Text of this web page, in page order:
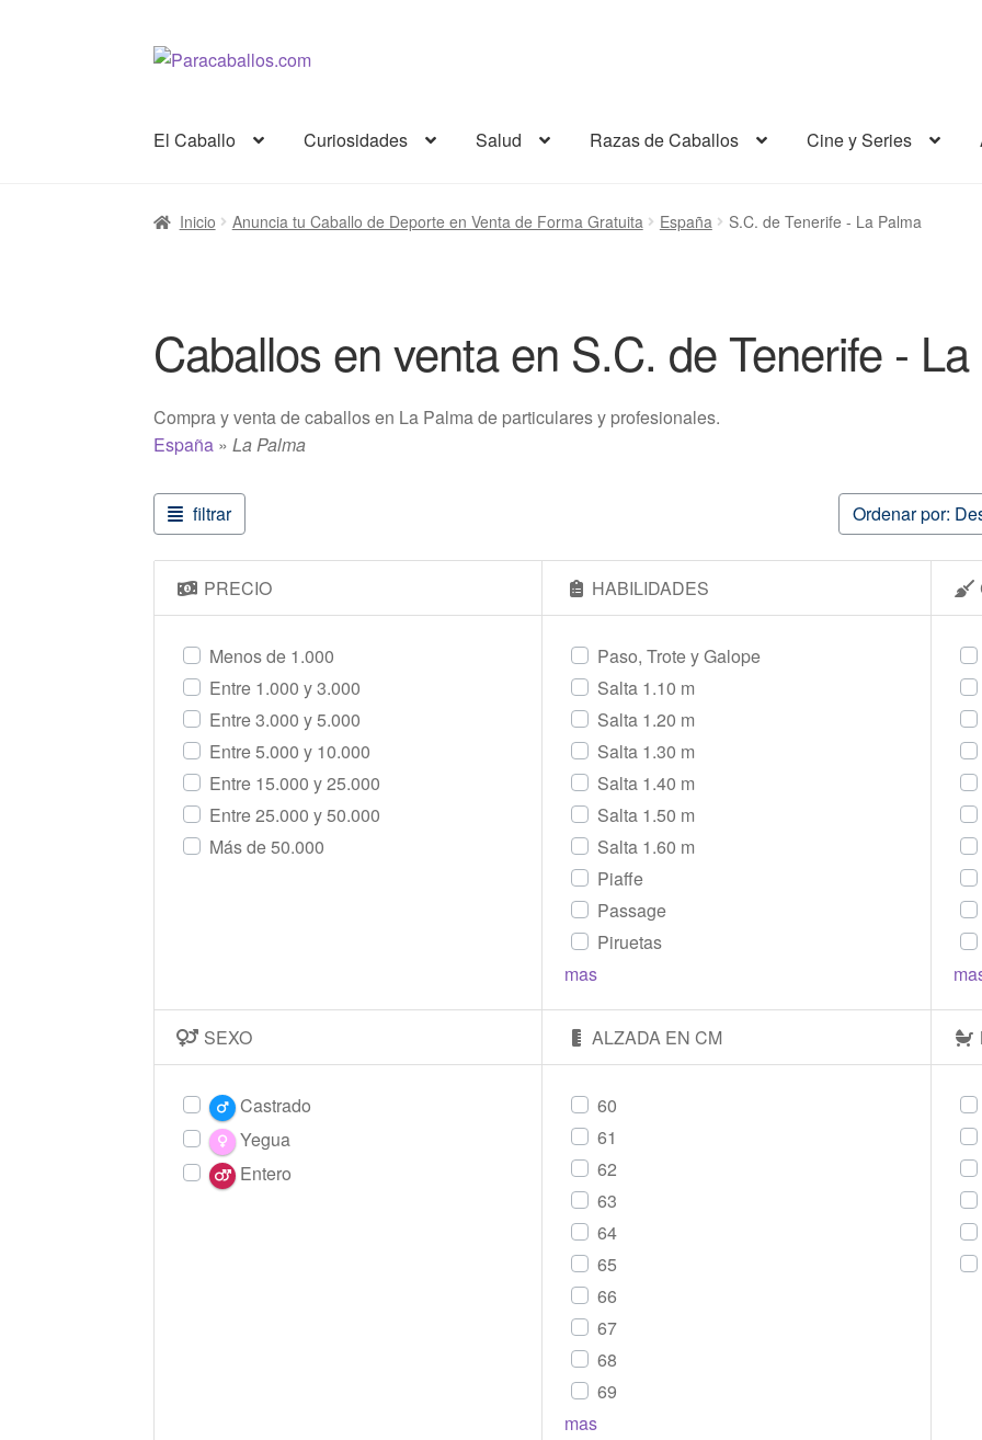
Ir
navegación
Ir
El Caballo
Curiosidades Salud Razas de Caballos Cine y Series
Inicio Anuncia tu Caballo de Deporte en Venta de Forma Gratuita España S.C. de Tenerife - La Palma
Caballos en venta en S.C. de Tenerife -
Compra y venta de caballos en La Palma de particulares y profesionales.
España »La Palma
filtrar Ordenar por:
PRECIO
Menos de 1.000
Entre 1.000 y 3.000
Entre 3.000 y 5.000
Entre 5.000 y 10.000
Entre 15.000 y 25.000
Entre 25.000 y 50.000
Más de 50.000
HABILIDADES
Paso, Trote y Galope
Salta 1.10 m
Salta 1.20 m
Salta 1.30 m
Salta 1.40 m
Salta 1.50 m
Salta 1.60 m
Piaffe
Passage
Piruetas
mas
SEXO
Castrado
Yegua
Entero
ALZADA EN CM
60
61
62
63
64
65
66
67
68
69
mas